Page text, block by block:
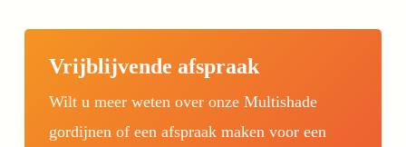
Vrijblijvende afspraak
Wilt u meer weten over onze Multishade
gordijnen of een afspraak maken voor een